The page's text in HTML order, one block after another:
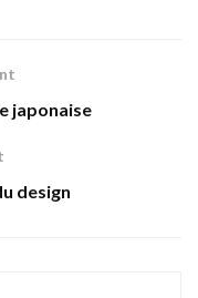
japonaise
design